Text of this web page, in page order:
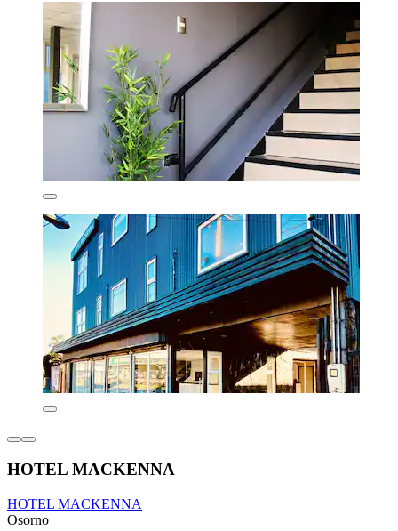
HOTEL MACKENNA
HOTEL MACKENNA
Osorno